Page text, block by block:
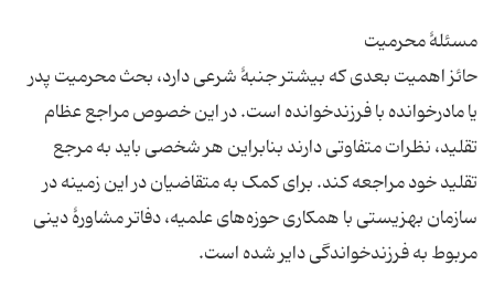
مسئلهٔ محرمیت
حائز اهمیت بعدی که بیشتر جنبهٔ شرعی دارد، بحث محرمیت پدر
یا مادرخوانده با فرزندخوانده است. در این خصوص مراجع عظام
تقلید، نظرات متفاوتی دارند بنابراین هر شخصی باید به مرجع
تقلید خود مراجعه کند. برای کمک به متقاضیان در این زمینه در
سازمان بهزیستی با همکاری حوزه‌های علمیه، دفاتر مشاورهٔ دینی
مربوط به فرزندخواندگی دایر شده است.